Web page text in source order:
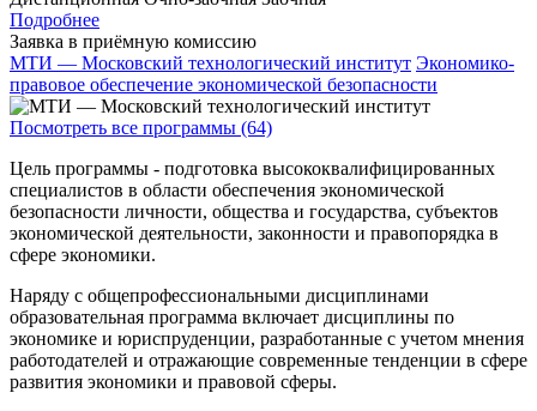
Подробнее
Заявка в приёмную комиссию
МТИ — Московский технологический институт Экономико-
правовое обеспечение экономической безопасности
Посмотреть все программы (64)
Цель программы - подготовка высококвалифицированных
специалистов в области обеспечения экономической
безопасности личности, общества и государства, субъектов
экономической деятельности, законности и правопорядка в
сфере экономики.
Наряду с общепрофессиональными дисциплинами
образовательная программа включает дисциплины по
экономике и юриспруденции, разработанные с учетом мнения
работодателей и отражающие современные тенденции в сфере
развития экономики и правовой сферы.